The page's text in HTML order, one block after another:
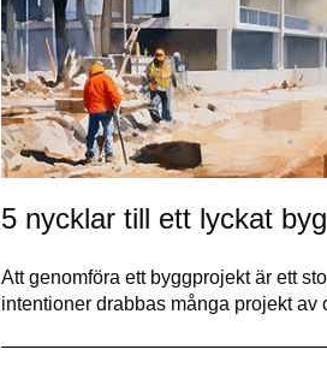
5 nycklar till ett lyckat
Att genomföra ett byggprojekt är ett
intentioner drabbas många projekt